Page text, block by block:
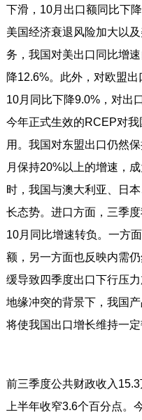
下滑，10月出口额同比下
美国经济衰退风险加大以
务，我国对美出口同比增
降12.6%。此外，对欧盟
10月同比下降9.0%，对出
今年正式生效的RCEP对
用。我国对东盟出口仍然
月保持20%以上的增速，
时，我国与澳大利亚、日
长态势。进口方面，三季
10月同比增速转负。一方
额，另一方面也反映内需
缓导致四季度出口下行压
地缘冲突的背景下，我国
将使我国出口增长维持一
前三季度公共财政收入
上半年收窄3.6个百分点。